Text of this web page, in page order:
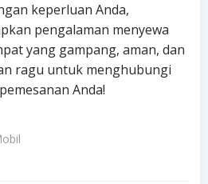
keperluan Anda,
pengalaman menyewa
yang gampang, aman, dan
ragu untuk menghubungi
Anda!